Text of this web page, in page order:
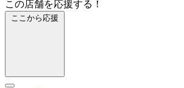
この店舗を応援する！
ここから応援